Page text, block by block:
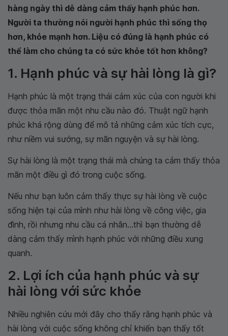
hàng ngày thì dễ dàng cảm thấy hạnh phúc hơn.
Người ta thường nói người hạnh phúc thì sống thọ
hơn, khỏe mạnh hơn. Liệu có đúng là hạnh phúc có
thể làm cho chúng ta có sức khỏe tốt hơn không?
1. Hạnh phúc và sự hài lòng là gì?
Hạnh phúc là một trạng thái cảm xúc của con người khi
được thỏa mãn một nhu cầu nào đó. Thuật ngữ hạnh
phúc khá rộng dùng để mô tả những cảm xúc tích cực,
như niềm vui sướng, sự mãn nguyện và sự hài lòng.
Sự hài lòng là một trạng thái mà chúng ta cảm thấy thỏa
mãn một điều gì đó trong cuộc sống.
Nếu như bạn luôn cảm thấy thực sự hài lòng về cuộc
sống hiện tại của mình như hài lòng về công việc, gia
đình, rồi nhưng nhu cầu cá nhân...thì bạn thường dễ
dàng cảm thấy mình hạnh phúc với những điều xung
quanh.
2. Lợi ích của hạnh phúc và sự
hài lòng với sức khỏe
Nhiều nghiên cứu mới đây cho thấy rằng hạnh phúc và
hài lòng với cuộc sống không chỉ khiến bạn thấy tốt